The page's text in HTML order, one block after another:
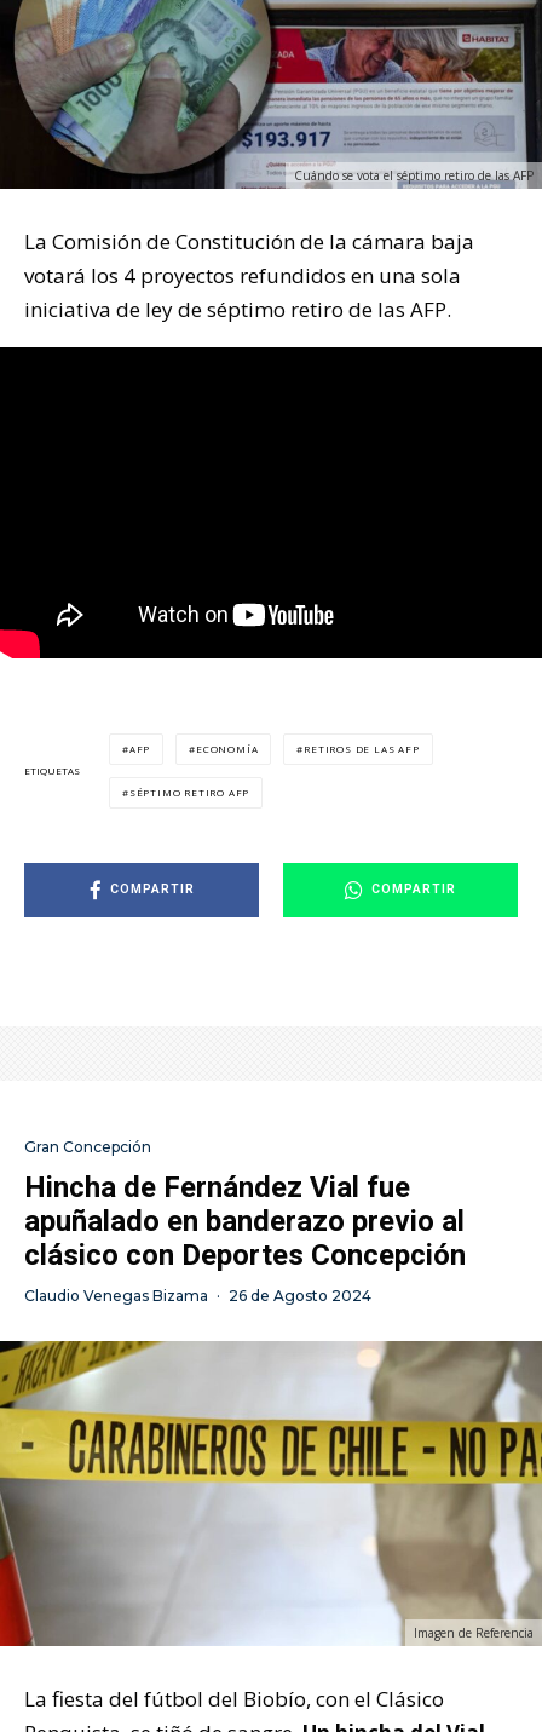
Cuándo se vota el séptimo retiro de las AFP
La Comisión de Constitución de la cámara baja
votará los 4 proyectos refundidos en una sola
iniciativa de ley de séptimo retiro de las AFP.
ETIQUETAS
AFP ECONOMÍA RETIROS DE LAS AFP
SÉPTIMO RETIRO AFP
COMPARTIR COMPARTIR
Gran Concepción
Hincha de Fernández Vial fue
apuñalado en banderazo previo al
clásico con Deportes Concepción
Claudio Venegas Bizama · 26 de Agosto 2024
Imagen de Referencia
La fiesta del fútbol del Biobío, con el Clásico